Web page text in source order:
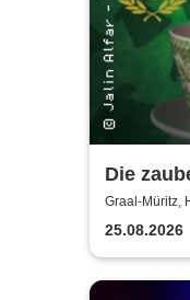
Die
Jalin
Graal-Müritz,
25.08.2026